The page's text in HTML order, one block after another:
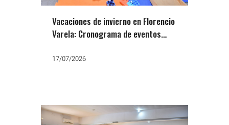
Vacaciones de invierno en Florencio
Varela: Cronograma de eventos
17/07/2026